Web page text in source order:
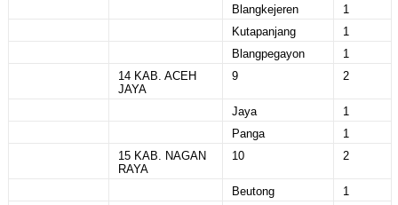
Blangkejeren
1
Kutapanjang
1
Blangpegayon
1
14 KAB. ACEH
JAYA
9 2
Jaya
1
Panga
1
15 KAB. NAGAN
RAYA
10 2
Beutong
1